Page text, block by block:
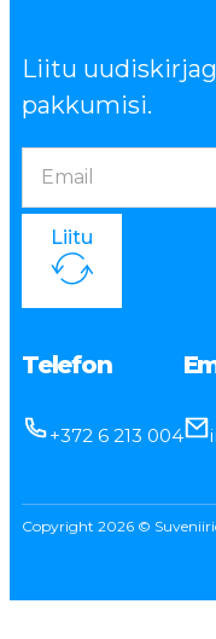
Liitu
pakkumisi.
Liitu
Telefon
+372 6 213 004
Copyright 2026 ©